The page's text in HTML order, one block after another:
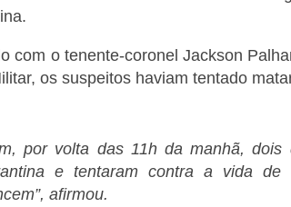
com o tenente-coronel Jackson
os suspeitos haviam tentado
por volta das 11h da manhã, dois
e tentaram contra a vida
afirmou.